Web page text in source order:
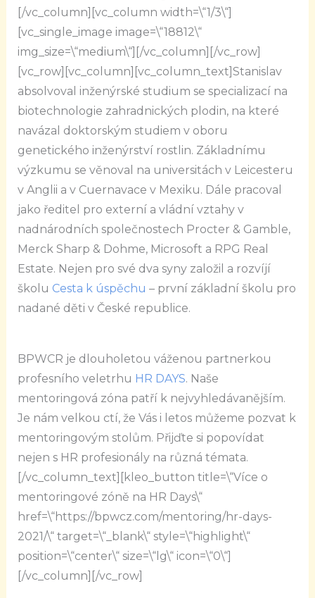
[/vc_column][vc_column width=\“1/3\“]
[vc_single_image image=\“18812\“
img_size=\“medium\“][/vc_column][/vc_row]
[vc_row][vc_column][vc_column_text]Stanislav
absolvoval inženýrské studium se specializací na
biotechnologie zahradnických plodin, na které
navázal doktorským studiem v oboru
genetického inženýrství rostlin. Základnímu
výzkumu se věnoval na universitách v Leicesteru
v Anglii a v Cuernavace v Mexiku. Dále pracoval
jako ředitel pro externí a vládní vztahy v
nadnárodních společnostech Procter & Gamble,
Merck Sharp & Dohme, Microsoft a RPG Real
Estate. Nejen pro své dva syny založil a rozvíjí
školu Cesta k úspěchu – první základní školu pro
nadané děti v České republice.
BPWCR je dlouholetou váženou partnerkou
profesního veletrhu HR DAYS. Naše
mentoringová zóna patří k nejvyhledávanějším.
Je nám velkou ctí, že Vás i letos můžeme pozvat k
mentoringovým stolům. Přijďte si popovídat
nejen s HR profesionály na různá témata.
[/vc_column_text][kleo_button title=\“Více o
mentoringové zóně na HR Days\“
href=\“https://bpwcz.com/mentoring/hr-days-
2021/\“ target=\“_blank\“ style=\“highlight\“
position=\“center\“ size=\“lg\“ icon=\“0\“]
[/vc_column][/vc_row]